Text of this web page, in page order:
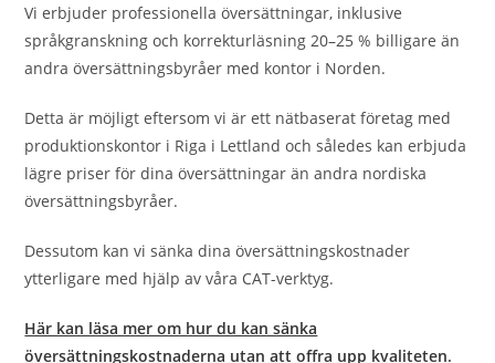
Vi erbjuder professionella översättningar, inklusive
språkgranskning och korrekturläsning 20–25 % billigare än
andra översättningsbyråer med kontor i Norden.
Detta är möjligt eftersom vi är ett nätbaserat företag med
produktionskontor i Riga i Lettland och således kan erbjuda
lägre priser för dina översättningar än andra nordiska
översättningsbyråer.
Dessutom kan vi sänka dina översättningskostnader
ytterligare med hjälp av våra CAT-verktyg.
Här kan läsa mer om hur du kan sänka
översättningskostnaderna utan att offra upp kvaliteten.